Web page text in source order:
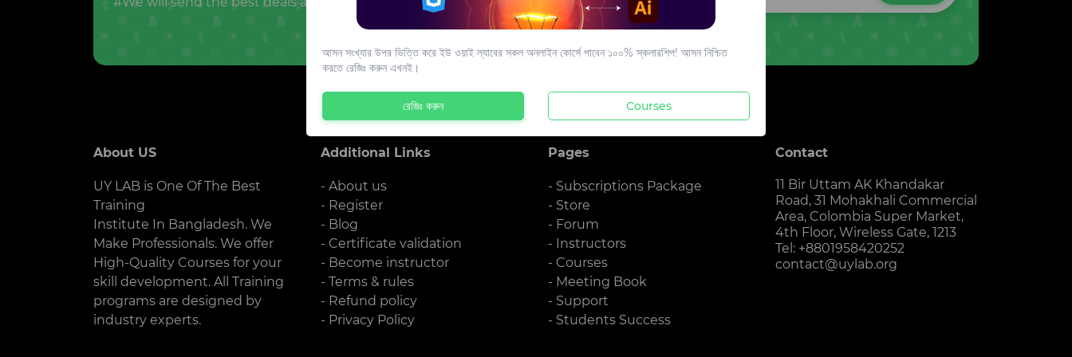
About US
UY LAB is One Of The Best
Training
Institute In Bangladesh. We
Make Professionals. We offer
High-Quality Courses for your
skill development. All Training
programs are designed by
industry experts.
Additional Links
- About us
- Register
- Blog
- Certificate validation
- Become instructor
- Terms & rules
- Refund policy
- Privacy Policy
Pages
- Subscriptions Package
- Store
- Forum
- Instructors
- Courses
- Meeting Book
- Support
- Students Success
Contact
11 Bir Uttam AK Khandakar
Road, 31 Mohakhali Commercial
Area, Colombia Super Market,
4th Floor, Wireless Gate, 1213
Tel: +8801958420252
contact@uylab.org
আসন সংখ্যার উপর ভিত্তি করে ইউ ওয়াই ল্যাবের সকল অনলাইন কোর্সে পাবেন ১০০% স্কলারশিপ! আসন নিশ্চিত
করতে রেজিঃ করুন এখনই।
রেজিঃ করুন Courses